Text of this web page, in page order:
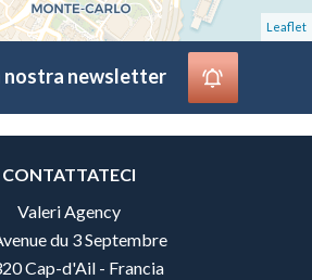
Leaflet
nostra newsletter
CONTATTATECI
Valeri Agency
du 3 Septembre
Cap-d'Ail - Francia